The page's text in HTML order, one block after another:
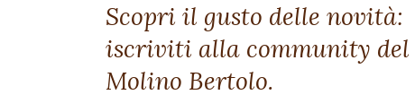
Scopri il gusto delle novità:
iscriviti alla community del
Molino Bertolo.